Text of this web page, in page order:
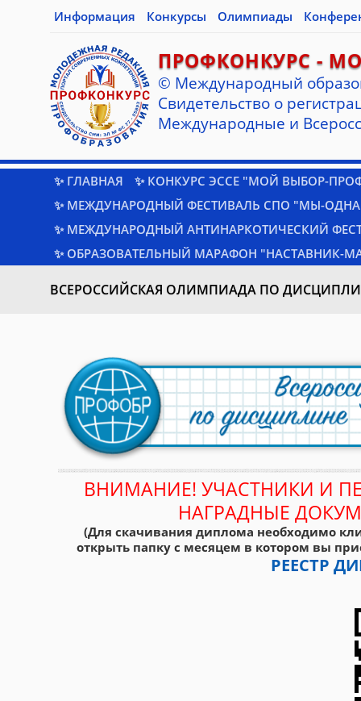
Информация Конкурсы Олимпиады
ПРОФКОНКУРС -
© Международный
Cвидетельство о
Международные и
✨ ГЛАВНАЯ ✨ КОНКУРС ЭССЕ "МОЙ ВЫБОР-
✨ МЕЖДУНАРОДНЫЙ ФЕСТИВАЛЬ СПО "МЫ-
✨ МЕЖДУНАРОДНЫЙ АНТИНАРКОТИЧЕСКИЙ
✨ ОБРАЗОВАТЕЛЬНЫЙ МАРАФОН "НАСТАВНИК-
ВСЕРОССИЙСКАЯ ОЛИМПИАДА ПО
ВНИМАНИЕ! УЧАСТНИКИ И
НАГРАДНЫЕ
(Для скачивания диплома необходимо
открыть папку с месяцем в котором вы
РЕЕСТР